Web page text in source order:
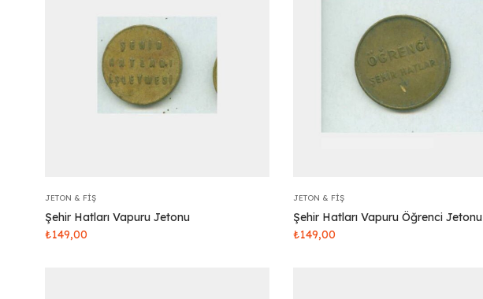
JETON & FIŞ
Şehir Hatları Vapuru Jetonu
₺149,00
JETON & FIŞ
Şehir Hatları Vapuru Öğrenci Jetonu
₺149,00